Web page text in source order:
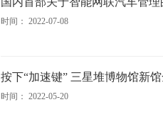
时间： 2022-07-08
按下“加速键” 三星堆博物馆新
时间： 2022-05-20